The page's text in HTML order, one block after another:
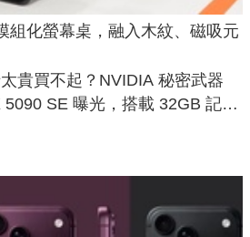
組化螢幕桌，融入木紋、磁吸元
貴買不起？NVIDIA 秘密武器
5090 SE 曝光，搭載 32GB 記憶